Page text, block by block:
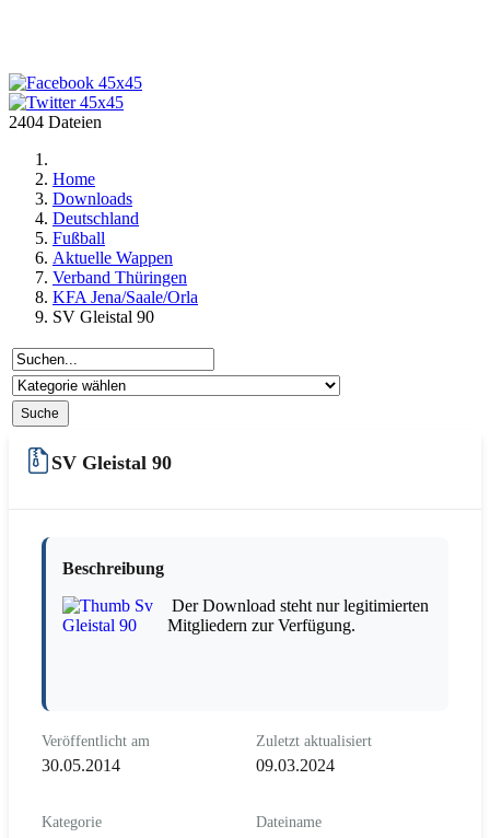
2404 Dateien
Home
Downloads
Deutschland
Fußball
Aktuelle Wappen
Verband Thüringen
KFA Jena/Saale/Orla
SV Gleistal 90
SV Gleistal 90
Beschreibung
Der Download steht nur legitimierten
Mitgliedern zur Verfügung.
Veröffentlicht am
30.05.2014
Zuletzt aktualisiert
09.03.2024
Kategorie Dateiname